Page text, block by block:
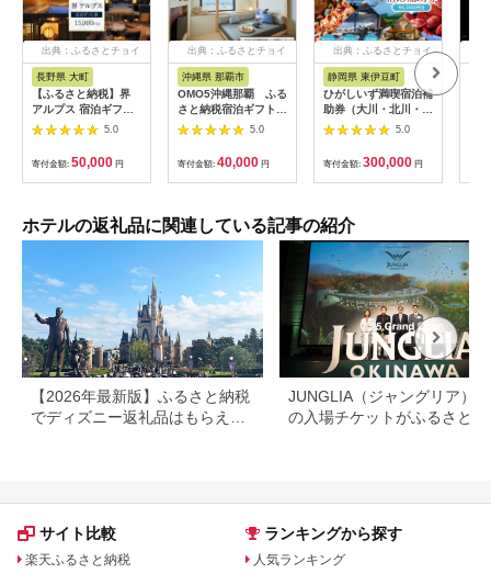
出典：ふるさとチョイ
ス
長野県 大町
【ふるさと納税】界
アルプス 宿泊ギフト
券（15,000円分）
【星野リゾート】
5.0
寄付金額: 50,000 円
出典：ふるさとチョイ
ス
沖縄県 那覇市
OMO5沖縄那覇 ふる
さと納税宿泊ギフト券
(12,000円)
5.0
寄付金額: 40,000 円
出典：ふるさとチョイ
静岡県 東伊豆町
ひがしいず満喫宿泊補
助券（大川・北川・熱
川・片瀬・白田・稲取
5.0
寄付金額: 300,000 円
ホテルの返礼品に関連している記事の紹介
【2026年最新版】ふるさと納税
でディズニー返礼品はもらえ
JUNGLIA（ジャングリア）
の入場チケットがふるさと納
サイト比較
楽天ふるさと納税
ランキングから探す
人気ランキング